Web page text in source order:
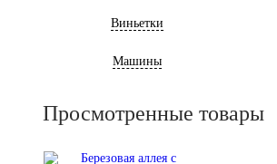
Виньетки
Машины
Просмотренные товары